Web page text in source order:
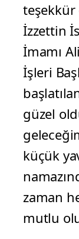
teşekkür
İzzettin
İmamı
İşleri
güzel
küçük
zaman
mutlu